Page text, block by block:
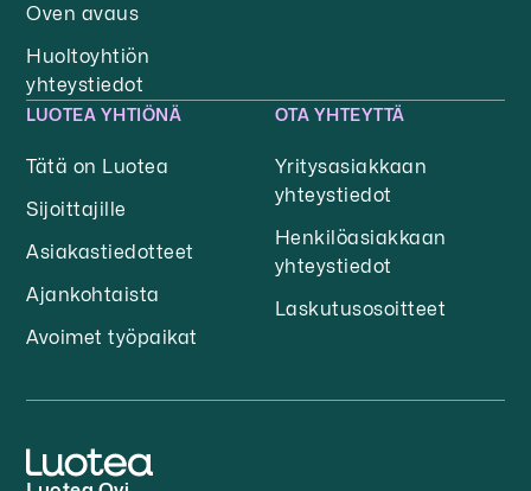
Oven avaus
Huoltoyhtiön
yhteystiedot
LUOTEA YHTIÖNÄ
Tätä on Luotea
Sijoittajille
Asiakastiedotteet
Ajankohtaista
Avoimet työpaikat
OTA YHTEYTTÄ
Yritysasiakkaan
yhteystiedot
Henkilöasiakkaan
yhteystiedot
Laskutusosoitteet